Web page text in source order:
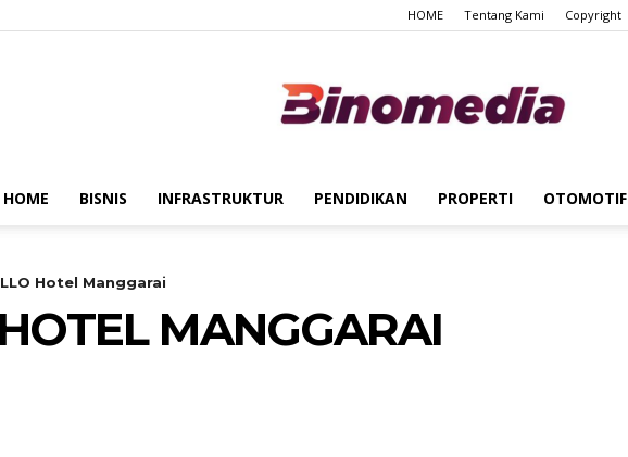
HOME Tentang Kami Copyright
HOME BISNIS INFRASTRUKTUR PENDIDIKAN PROPERTI OTOMOTIF
Hotel Manggarai
MANGGARAI